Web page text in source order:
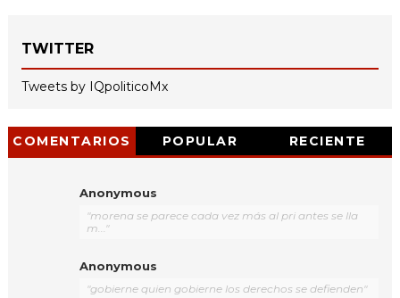
TWITTER
Tweets by IQpoliticoMx
COMENTARIOS POPULAR RECIENTE
Anonymous
"morena se parece cada vez más al pri antes se lla
m..."
Anonymous
"gobierne quien gobierne los derechos se defienden"